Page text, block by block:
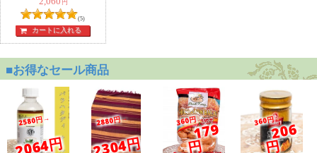
ツヤツヤに仕上がりました！
推奨している使い方ではないですが、ぜひ試してほしい
です。
の人が参考になったと言っています
★★★ ★★ 麦様
今まで使っていたどんなシャンプーより頭髪、頭皮の調
円
(5)
カートに入れる